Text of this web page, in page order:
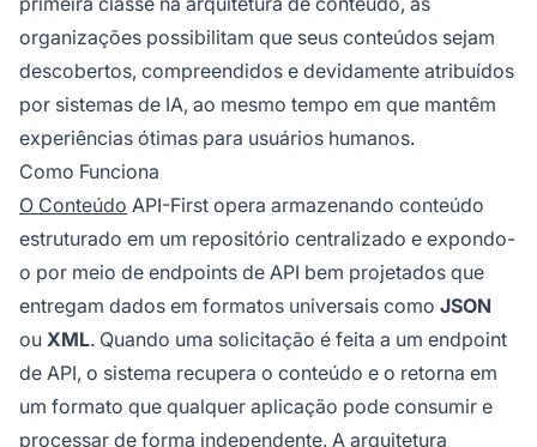
organizações possibilitam que seus conteúdos sejam
descobertos, compreendidos e devidamente atribuídos
por sistemas de IA, ao mesmo tempo em que mantêm
experiências ótimas para usuários humanos.
Como Funciona
O Conteúdo API-First opera armazenando conteúdo
estruturado em um repositório centralizado e expondo-
o por meio de endpoints de API bem projetados que
entregam dados em formatos universais como JSON
ou XML. Quando uma solicitação é feita a um endpoint
de API, o sistema recupera o conteúdo e o retorna em
um formato que qualquer aplicação pode consumir e
processar de forma independente. A arquitetura